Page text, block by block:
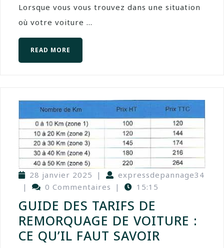
Lorsque vous vous trouvez dans une situation
où votre voiture ...
READ MORE
28 janvier 2025 |
expressdepannage34
|
0 Commentaires | 15:15
GUIDE DES TARIFS DE
REMORQUAGE DE VOITURE :
CE QU’IL FAUT SAVOIR